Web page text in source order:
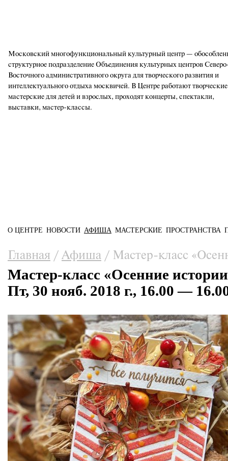
Московский многофункциональный культурный центр —
структурное подразделение Объединения культурных центров
Восточного административного округа для творческого развития и
интеллектуального отдыха москвичей. В Центре работают творческие
мастерские для детей и взрослых, проходят концерты, спектакли,
выставки, мастер-классы.
Главное меню
О ЦЕНТРЕ НОВОСТИ АФИША МАСТЕРСКИЕ ПРОСТРАНСТВА
Вы здесь
Главная / Афиша / Мастер-класс
Мастер-класс «Осенние
Пт, 30 нояб. 2018 г., 16.00 —